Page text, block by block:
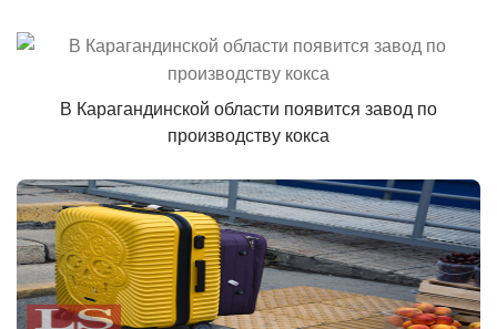
В Карагандинской области появится завод по
производству кокса